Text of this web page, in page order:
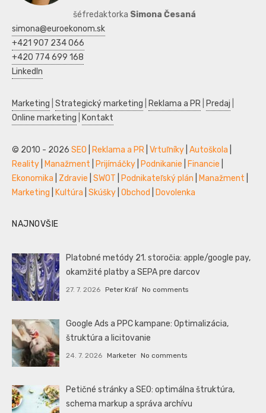
šéfredaktorka Simona Česaná
simona@euroekonom.sk
+421 907 234 066
+420 774 699 168
LinkedIn
Marketing Strategický marketing Reklama a PR Predaj
Online marketing
Kontakt
© 2010 - 2026 SEO Reklama a PR Vrtuľníky Autoškola
Reality
Manažment Prijímáčky Podnikanie Financie
Ekonomika
Zdravie SWOT Podnikateľský plán Manažment
Marketing
Kultúra Skúšky Obchod Dovolenka
NAJNOVŠIE
Platobné metódy 21. storočia: apple/google pay,
okamžité platby a SEPA pre darcov
27. 7. 2026 Peter Kráľ No comments
Google Ads a PPC kampane: Optimalizácia,
štruktúra a licitovanie
24. 7. 2026 Marketer No comments
Petičné stránky a SEO: optimálna štruktúra,
schema markup a správa archívu